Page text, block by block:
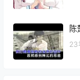
陈
23